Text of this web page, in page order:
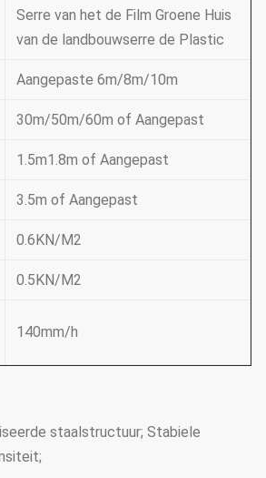
Serre van het de Film Groene Huis
van de landbouwserre de Plastic
Aangepaste 6m/8m/10m
30m/50m/60m of Aangepast
1.5m1.8m of Aangepast
3.5m of Aangepast
0.6KN/M2
0.5KN/M2
140mm/h
staalstructuur; Stabiele